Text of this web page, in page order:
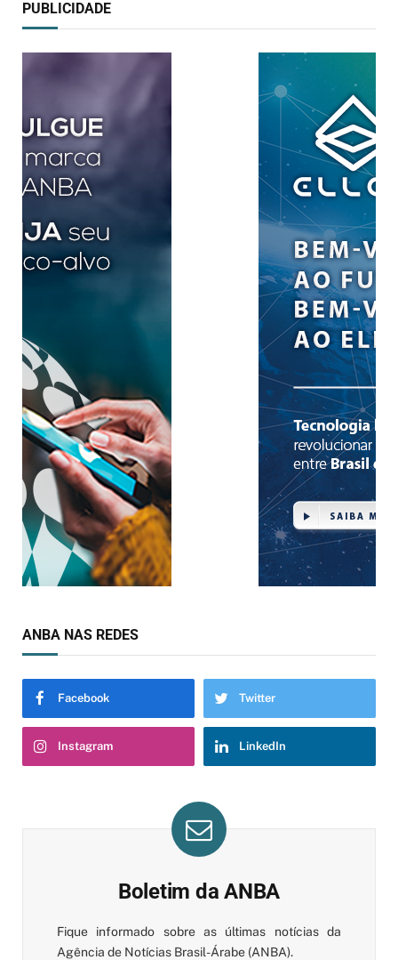
PUBLICIDADE
ANBA NAS REDES
Facebook Twitter
Instagram LinkedIn
Boletim da ANBA
Fique informado sobre as últimas notícias da
Agência de Notícias Brasil-Árabe (ANBA).